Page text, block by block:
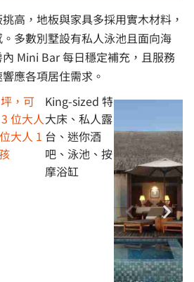
高，地板與家具多採用實木材料，
多數別墅設有私人泳池且面向海
Mini Bar 每日穩定補充，且服務
應各項居住需求。
，可
位大人
大人 1
King-sized 特
大床、私人露
台、迷你酒
吧、泳池、按
摩浴缸